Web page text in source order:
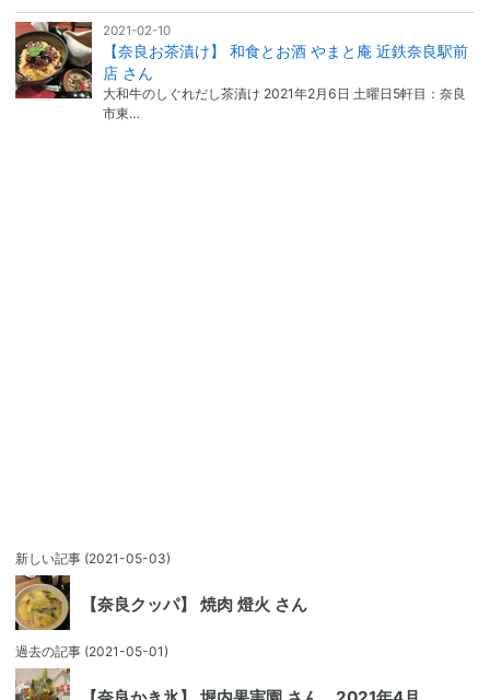
2021-02-10
【奈良お茶漬け】 和食とお酒 やまと庵 近鉄奈良駅前
店 さん
大和牛のしぐれだし茶漬け 2021年2月6日 土曜日5軒目：奈良
市東…
新しい記事 (2021-05-03)
【奈良クッパ】 焼肉 燈火 さん
過去の記事 (2021-05-01)